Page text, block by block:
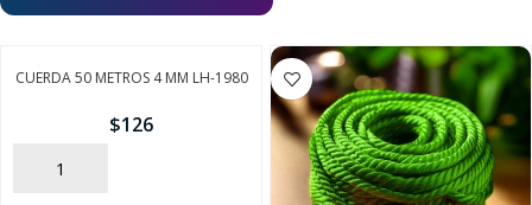
CUERDA 50 METROS 4 MM LH-1980
$126
AÑADIR